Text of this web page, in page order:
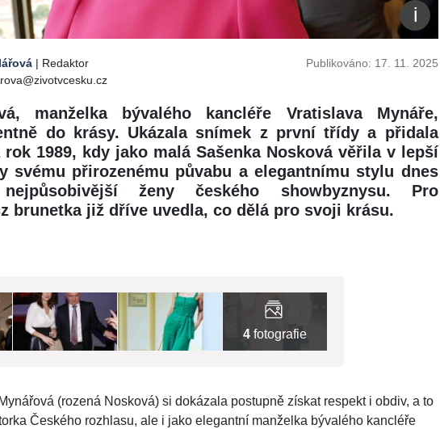
| Redaktor
Publikováno: 17. 11. 2025
manželka bývalého kancléře Vratislava Mynáře,
do krásy. Ukázala snímek z první třídy a přidala
1989, kdy jako malá Sašenka Nosková věřila v lepší
svému přirozenému půvabu a elegantnímu stylu dnes
ženy českého showbyznysu. Pro
brunetka již dříve uvedla, co dělá pro svoji krásu.
4 fotografie
(rozená Nosková) si dokázala postupně získat respekt i obdiv, a to
Českého rozhlasu, ale i jako elegantní manželka bývalého kancléře